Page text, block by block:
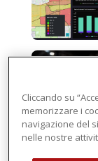
Cliccando su
memorizzare i
navigazione del
nelle nostre